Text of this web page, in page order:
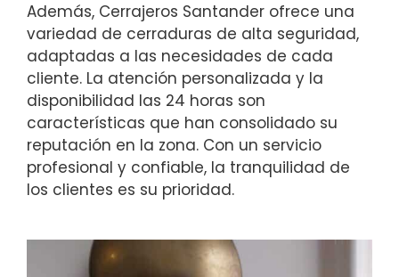
Además, Cerrajeros Santander ofrece una
variedad de cerraduras de alta seguridad,
adaptadas a las necesidades de cada
cliente. La atención personalizada y la
disponibilidad las 24 horas son
características que han consolidado su
reputación en la zona. Con un servicio
profesional y confiable, la tranquilidad de
los clientes es su prioridad.